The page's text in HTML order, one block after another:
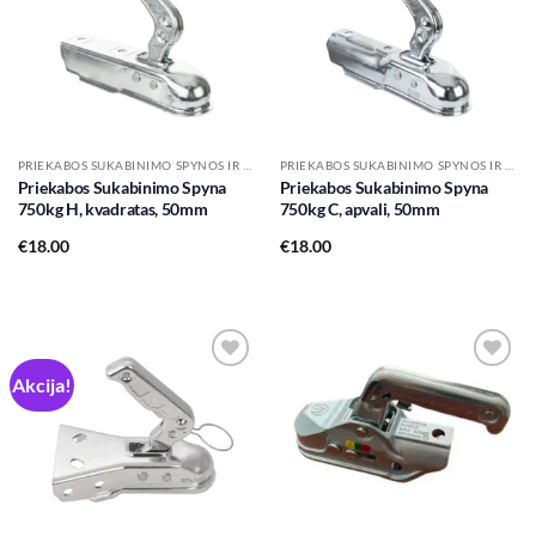
PRIEKABOS SUKABINIMO SPYNOS IR PRIEDAI JOMS
Priekabos Sukabinimo Spyna
750kg H, kvadratas, 50mm
€18.00
PRIEKABOS SUKABINIMO SPYNOS IR PRIEDAI JOMS
Priekabos Sukabinimo Spyna
750kg C, apvali, 50mm
€18.00
Akcija!
Add to
wishlist